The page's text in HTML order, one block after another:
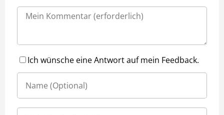
Ich wünsche eine Antwort auf mein Feedback.